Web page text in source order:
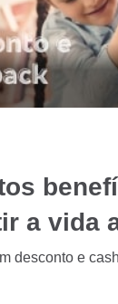
a vida
desconto e